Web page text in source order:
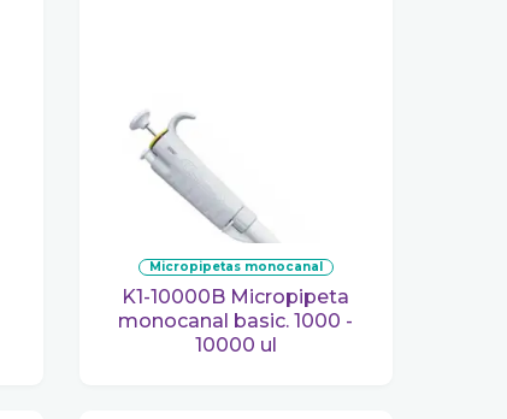
micropipetas monocanal
K1-10000B Micropipeta
monocanal basic. 1000 -
10000 ul